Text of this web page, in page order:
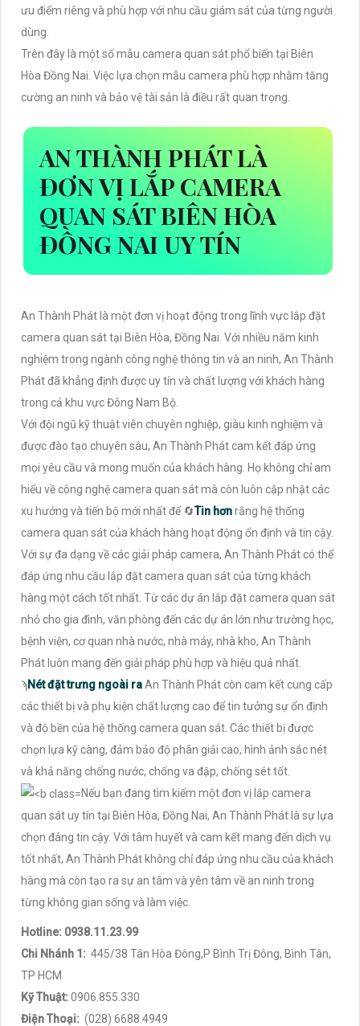
ưu điểm riêng và phù hợp với nhu cầu giám sát của từng người
dùng.
Trên đây là một số mẫu camera quan sát phổ biến tại Biên
Hòa Đồng Nai. Việc lựa chọn mẫu camera phù hợp nhằm tăng
cường an ninh và bảo vệ tài sản là điều rất quan trọng.
AN THÀNH PHÁT LÀ
ĐƠN VỊ LẮP CAMERA
QUAN SÁT BIÊN HÒA
ĐỒNG NAI UY TÍN
An Thành Phát là một đơn vị hoạt động trong lĩnh vực lắp đặt
camera quan sát tại Biên Hòa, Đồng Nai. Với nhiều năm kinh
nghiệm trong ngành công nghệ thông tin và an ninh, An Thành
Phát đã khẳng định được uy tín và chất lượng với khách hàng
trong cả khu vực Đông Nam Bộ.
Với đội ngũ kỹ thuật viên chuyên nghiệp, giàu kinh nghiệm và
được đào tạo chuyên sâu, An Thành Phát cam kết đáp ứng
mọi yêu cầu và mong muốn của khách hàng. Họ không chỉ am
hiểu về công nghệ camera quan sát mà còn luôn cập nhật các
xu hướng và tiến bộ mới nhất để 🔄Tin hơnrằng hệ thống
camera quan sát của khách hàng hoạt động ổn định và tin cậy.
Với sự đa dạng về các giải pháp camera, An Thành Phát có thể
đáp ứng nhu cầu lắp đặt camera quan sát của từng khách
hàng một cách tốt nhất. Từ các dự án lắp đặt camera quan sát
nhỏ cho gia đình, văn phòng đến các dự án lớn như trường học,
bệnh viện, cơ quan nhà nước, nhà máy, nhà kho, An Thành
Phát luôn mang đến giải pháp phù hợp và hiệu quả nhất.
ϡNét đặt trưng ngoài raAn Thành Phát còn cam kết cung cấp
các thiết bị và phụ kiện chất lượng cao để tin tưởng sự ổn định
và độ bền của hệ thống camera quan sát. Các thiết bị được
chọn lựa kỹ càng, đảm bảo độ phân giải cao, hình ảnh sắc nét
và khả năng chống nước, chống va đập, chống sét tốt.
Nếu bạn đang tìm kiếm một đơn vị lắp camera
quan sát uy tín tại Biên Hòa, Đồng Nai, An Thành Phát là sự lựa
chọn đáng tin cậy. Với tâm huyết và cam kết mang đến dịch vụ
tốt nhất, An Thành Phát không chỉ đáp ứng nhu cầu của khách
hàng mà còn tạo ra sự an tâm và yên tâm về an ninh trong
từng không gian sống và làm việc.
Hotline: 0938.11.23.99
Chi Nhánh 1: 445/38 Tân Hòa Đông,P Bình Trị Đông, Bình Tân,
TP HCM
Kỹ Thuật: 0906.855.330
Điện Thoại: (028) 6688.4949